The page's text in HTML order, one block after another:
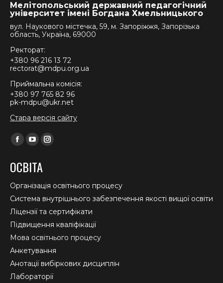
Мелітопольський державний педагогічний
університет імені Богдана Хмельницького
вул. Наукового містечка, 59, м. Запоріжжя, Запорізька
область, Україна, 69000
Ректорат:
+380 96 216 13 72
rectorat@mdpu.org.ua
Приймальна комісія:
+380 97 765 82 96
pk-mdpu@ukr.net
Стара версія сайту
Find us on:
Facebook
opens
in
new
window
YouTube
opens
in
new
window
Instagram
in
new
window
ОСВІТА
Організація освітнього процесу
Система внутрішнього забезпечення якості вищої освіти
Ліцензії та сертифікати
Підвищення кваліфікації
Мова освітнього процесу
Анкетування
Анотації вибіркових дисциплін
Лабораторії